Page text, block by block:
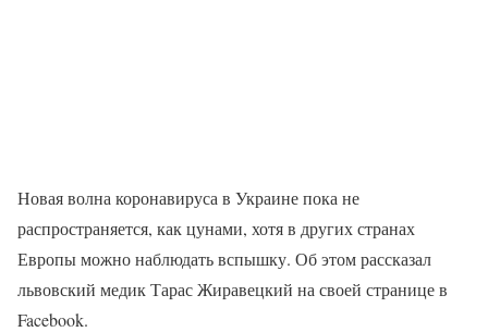
Новая волна коронавируса в Украине пока не
распространяется, как цунами, хотя в других странах
Европы можно наблюдать вспышку. Об этом рассказал
львовский медик Тарас Жиравецкий на своей странице в
Facebook.